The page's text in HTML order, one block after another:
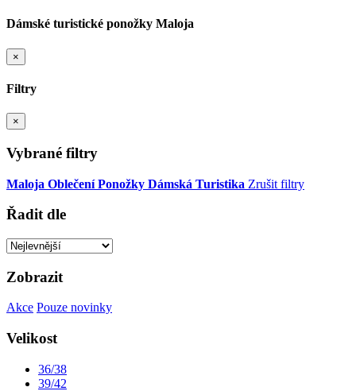
Dámské turistické ponožky Maloja
×
Filtry
×
Vybrané filtry
Maloja Oblečení Ponožky Dámská Turistika Zrušit filtry
Řadit dle
Zobrazit
Akce Pouze novinky
Velikost
36/38
39/42